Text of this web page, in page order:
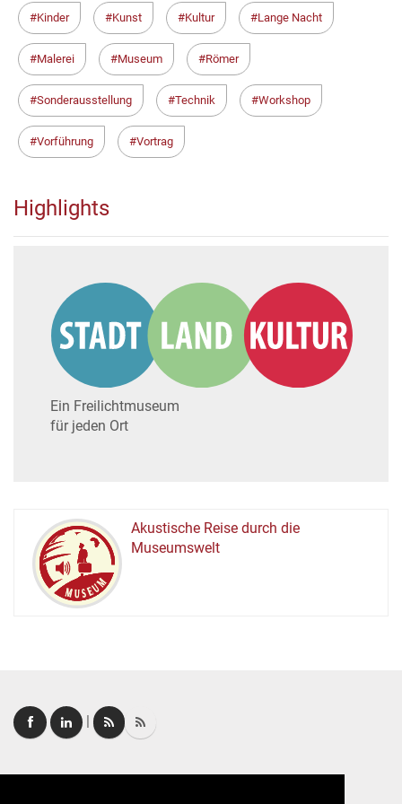
Kinder Kunst Kultur Lange Nacht
Malerei Museum Römer
Sonderausstellung Technik Workshop
Vorführung Vortrag
Highlights
Ein Freilichtmuseum
für jeden Ort
MUSEUM
Akustische Reise durch die
Museumswelt